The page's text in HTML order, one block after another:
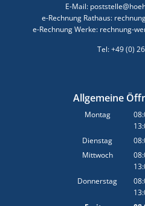
E-Mail:
e-Rechnung Rathaus:
e-Rechnung Werke: rechnung-
Tel: +49 (0)
Allgemeine
Montag
Dienstag
Mittwoch
Donnerstag